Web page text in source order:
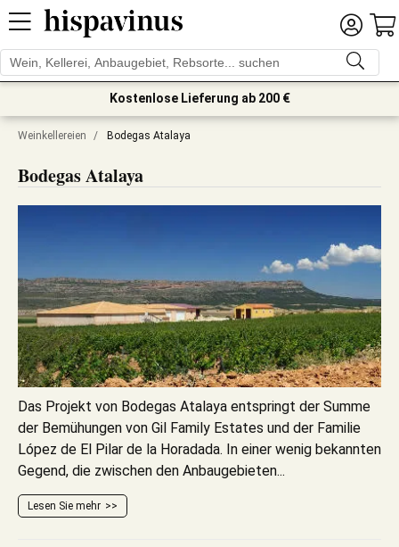
Kostenlose Lieferung ab 200 €
Weinkellereien / Bodegas Atalaya
Bodegas Atalaya
Das Projekt von Bodegas Atalaya entspringt der Summe
der Bemühungen von Gil Family Estates und der Familie
López de El Pilar de la Horadada. In einer wenig bekannten
Gegend, die zwischen den Anbaugebieten...
Lesen Sie mehr